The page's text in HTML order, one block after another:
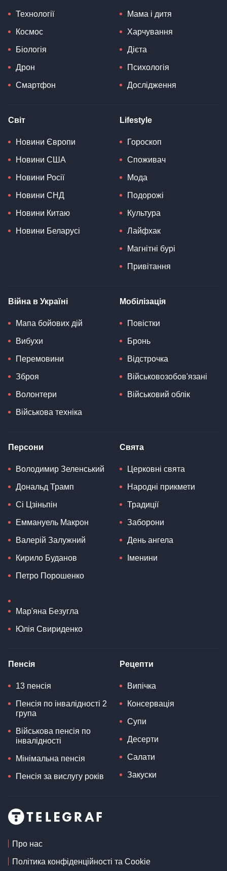
Технології
Космос
Біологія
Дрон
Смартфон
Мама і дитя
Харчування
Дієта
Психологія
Дослідження
Світ
Новини Європи
Новини США
Новини Росії
Новини СНД
Новини Китаю
Новини Беларусі
Lifestyle
Гороскоп
Споживач
Мода
Подорожі
Культура
Лайфхак
Магнітні бурі
Привітання
Війна в Україні
Мапа бойових дій
Вибухи
Перемовини
Зброя
Волонтери
Військова техніка
Мобілізація
Повістки
Бронь
Відстрочка
Військовозобов'язані
Військовий облік
Персони
Володимир Зеленський
Дональд Трамп
Сі Цзіньпін
Еммануель Макрон
Валерій Залужний
Кирило Буданов
Петро Порошенко
Мар'яна Безугла
Юлія Свириденко
Свята
Церковні свята
Народні прикмети
Традиції
Заборони
День ангела
Іменини
Пенсія
13 пенсія
Пенсія по інвалідності 2
група
Військова пенсія по
інвалідності
Мінімальна пенсія
Пенсія за вислугу років
Рецепти
Випічка
Консервація
Супи
Десерти
Салати
Закуски
Про нас
Політика конфіденційності та Cookie